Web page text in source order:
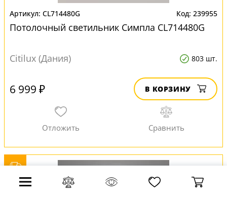
CL714480G 239955
Потолочный светильник Симпла CL714480G
Citilux (Дания) 803 шт.
6 999 ₽ В КОРЗИНУ